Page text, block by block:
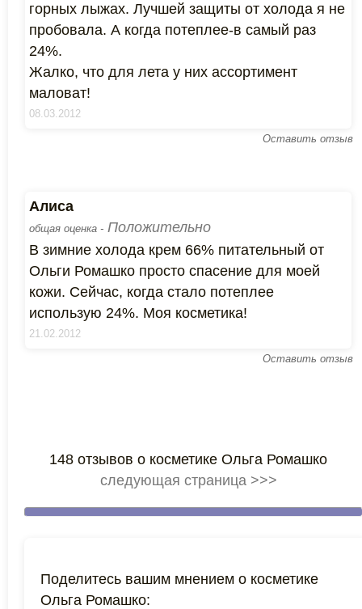
горных лыжах. Лучшей защиты от холода я не
пробовала. А когда потеплее-в самый раз
24%.
Жалко, что для лета у них ассортимент
маловат!
08.03.2012
Оставить отзыв
Алиса
общая оценка - Положительно
В зимние холода крем 66% питательный от
Ольги Ромашко просто спасение для моей
кожи. Сейчас, когда стало потеплее
использую 24%. Моя косметика!
21.02.2012
Оставить отзыв
148 отзывов о косметике Ольга Ромашко
следующая страница >>>
Поделитесь вашим мнением о косметике
Ольга Ромашко: